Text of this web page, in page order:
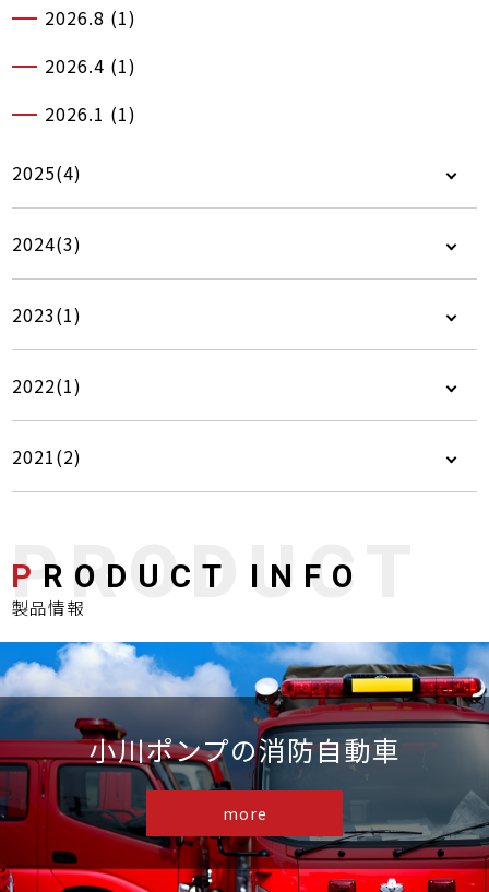
2026.8 (1)
2026.4 (1)
2026.1 (1)
2025(4)
2024(3)
2023(1)
2022(1)
2021(2)
P RODUCT INFO
製品情報
小川ポンプの消防自動車
more